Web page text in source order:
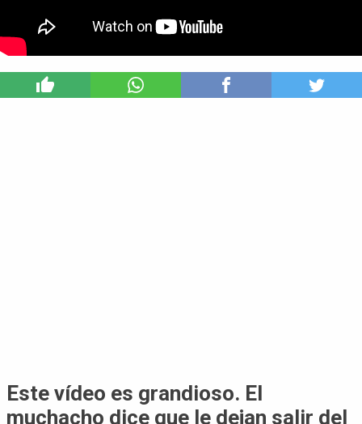
Este vídeo es grandioso. El
muchacho dice que le dejan salir del